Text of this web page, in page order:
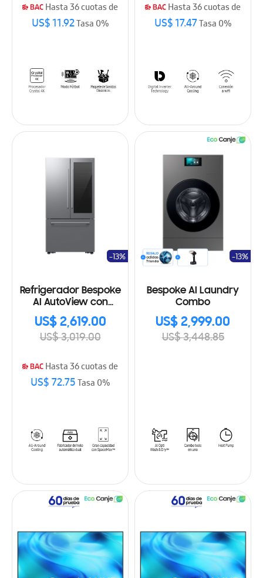
Hasta 36 cuotas de
US$ 11.92Tasa 0%
Hasta 36 cuotas de
US$ 17.47Tasa 0%
Refrigerador Bespoke
AI AutoView con
dispensador de agua
interno 29' pies cúbicos
US$ 2,619.00
US$ 3,019.00
-13%
Hasta 36 cuotas de
US$ 72.75Tasa 0%
Bespoke AI Laundry
Combo
US$ 2,999.00
US$ 3,448.85
-13%